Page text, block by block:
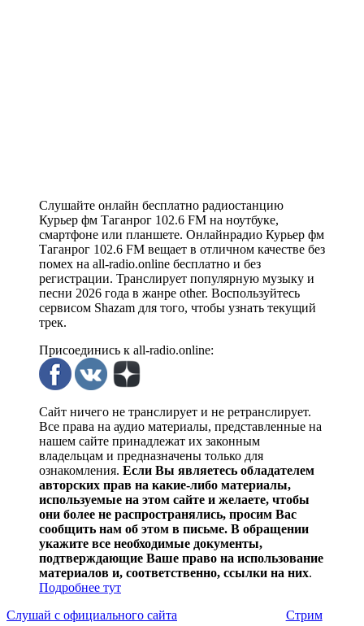
Слушайте онлайн бесплатно радиостанцию
Курьер фм Таганрог 102.6 FM на ноутбуке,
смартфоне или планшете. Онлайнрадио Курьер фм
Таганрог 102.6 FM вещает в отличном качестве без
помех на all-radio.online бесплатно и без
регистрации. Транслирует популярную музыку и
песни 2026 года в жанре other. Воспользуйтесь
сервисом Shazam для того, чтобы узнать текущий
трек.
Присоединись к all-radio.online:
Сайт ничего не транслирует и не ретранслирует.
Все права на аудио материалы, представленные на
нашем сайте принадлежат их законным
владельцам и предназначены только для
ознакомления. Если Вы являетесь обладателем
авторских прав на какие-либо материалы,
используемые на этом сайте и желаете, чтобы
они более не распространялись, просим Вас
сообщить нам об этом в письме. В обращении
укажите все необходимые документы,
подтверждающие Ваше право на использование
материалов и, соответственно, ссылки на них.
Подробнее тут
Слушай с официального сайта
Стрим